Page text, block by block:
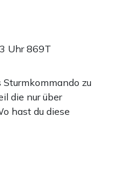
Uhr869T
zu
die nur über
hast du diese